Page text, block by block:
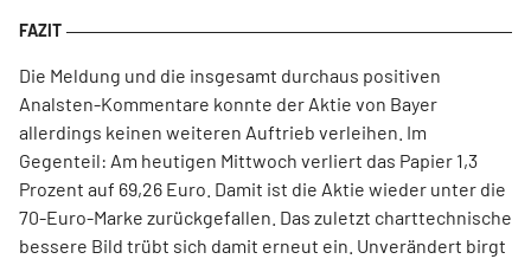
Die Meldung und die insgesamt durchaus positiven
Analsten-Kommentare konnte der Aktie von Bayer
allerdings keinen weiteren Auftrieb verleihen. Im
Gegenteil: Am heutigen Mittwoch verliert das Papier 1,3
Prozent auf 69,26 Euro. Damit ist die Aktie wieder unter die
70-Euro-Marke zurückgefallen. Das zuletzt charttechnische
bessere Bild trübt sich damit erneut ein. Unverändert birgt